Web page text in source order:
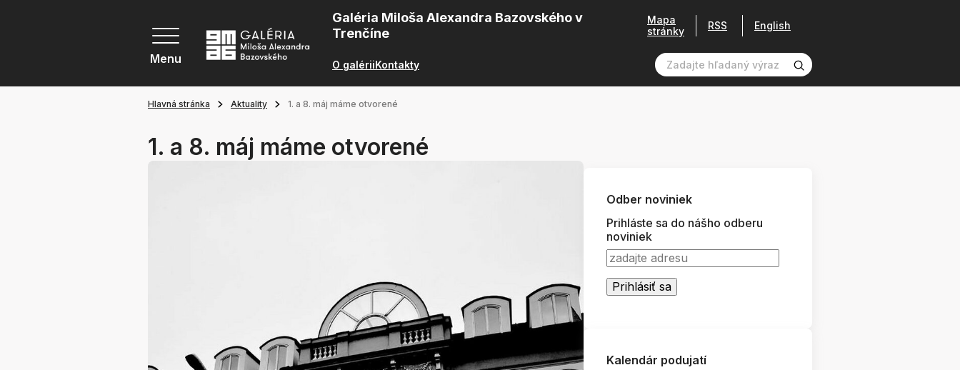
Menu
Galéria Miloša Alexandra Bazovského v
Trenčíne
O galériiKontakty
Mapa
stránky
RSS English
Hlavná stránka Aktuality 1. a 8. máj máme otvorené
1. a 8. máj máme otvorené
Odber noviniek
Prihláste sa do nášho odberu
noviniek
Kalendár podujatí